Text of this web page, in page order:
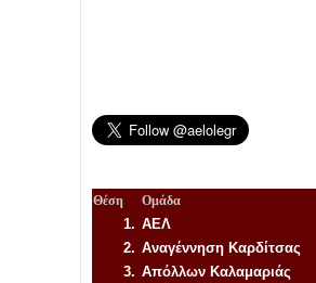
Θέση Ομάδα
1. ΑΕΛ
2. Αναγέννηση Καρδίτσας
3. Απόλλων Καλαμαριάς